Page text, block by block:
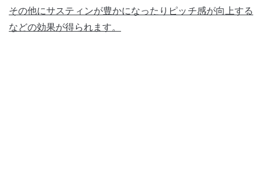
その他にサスティンが豊かになったりピッチ感が向上する
などの効果が得られます。